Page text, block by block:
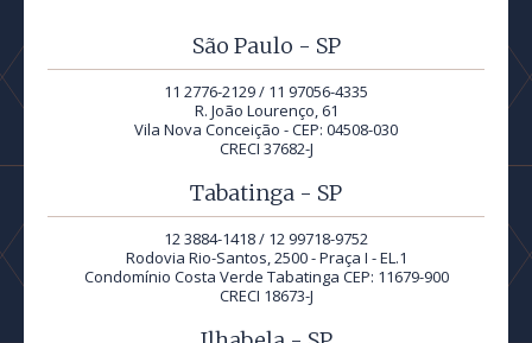
São Paulo - SP
11 2776-2129 / 11 97056-4335
R. João Lourenço, 61
Vila Nova Conceição - CEP: 04508-030
CRECI 37682-J
Tabatinga - SP
12 3884-1418 / 12 99718-9752
Rodovia Rio-Santos, 2500 - Praça I - EL.1
Condomínio Costa Verde Tabatinga CEP: 11679-900
CRECI 18673-J